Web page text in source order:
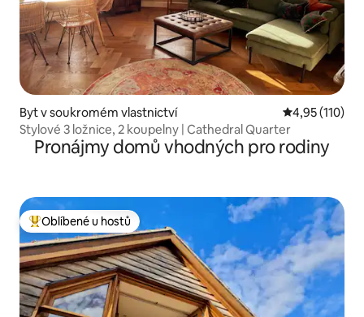
Byt v soukromém vlastnictví Průměrné
4,95 (110)
Stylové 3 ložnice, 2 koupelny | Cathedral Quarter
Pronájmy domů vhodných pro rodiny
Nejlepší v kategorii Oblíbené u hostů
Oblíbené u hostů